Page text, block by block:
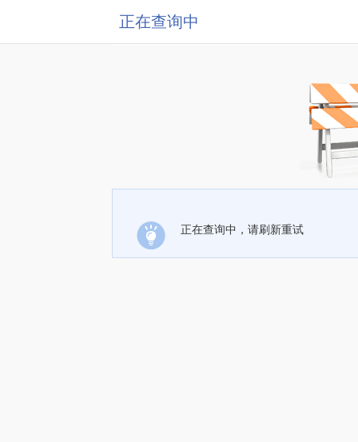
正在查询中
正在查询中，请刷新重试